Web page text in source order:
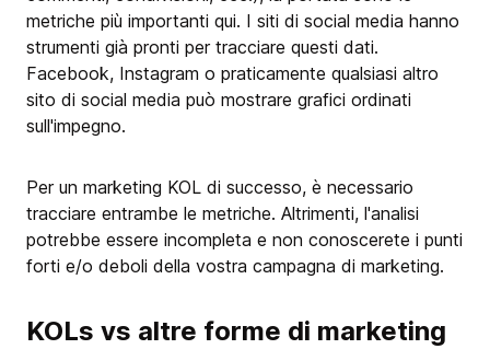
metriche più importanti qui. I siti di social media hanno
strumenti già pronti per tracciare questi dati.
Facebook, Instagram o praticamente qualsiasi altro
sito di social media può mostrare grafici ordinati
sull'impegno.
Per un marketing KOL di successo, è necessario
tracciare entrambe le metriche. Altrimenti, l'analisi
potrebbe essere incompleta e non conoscerete i punti
forti e/o deboli della vostra campagna di marketing.
KOLs vs altre forme di marketing